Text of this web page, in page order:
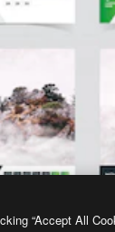
“Accept All